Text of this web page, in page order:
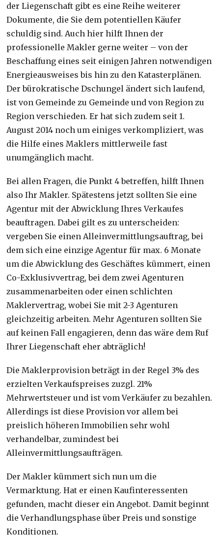
der Liegenschaft gibt es eine Reihe weiterer
Dokumente, die Sie dem potentiellen Käufer
schuldig sind. Auch hier hilft Ihnen der
professionelle Makler gerne weiter – von der
Beschaffung eines seit einigen Jahren notwendigen
Energieausweises bis hin zu den Katasterplänen.
Der bürokratische Dschungel ändert sich laufend,
ist von Gemeinde zu Gemeinde und von Region zu
Region verschieden. Er hat sich zudem seit 1.
August 2014 noch um einiges verkompliziert, was
die Hilfe eines Maklers mittlerweile fast
unumgänglich macht.
Bei allen Fragen, die Punkt 4 betreffen, hilft Ihnen
also Ihr Makler. Spätestens jetzt sollten Sie eine
Agentur mit der Abwicklung Ihres Verkaufes
beauftragen. Dabei gilt es zu unterscheiden:
vergeben Sie einen Alleinvermittlungsauftrag, bei
dem sich eine einzige Agentur für max. 6 Monate
um die Abwicklung des Geschäftes kümmert, einen
Co-Exklusivvertrag, bei dem zwei Agenturen
zusammenarbeiten oder einen schlichten
Maklervertrag, wobei Sie mit 2-3 Agenturen
gleichzeitig arbeiten. Mehr Agenturen sollten Sie
auf keinen Fall engagieren, denn das wäre dem Ruf
Ihrer Liegenschaft eher abträglich!
Die Maklerprovision beträgt in der Regel 3% des
erzielten Verkaufspreises zuzgl. 21%
Mehrwertsteuer und ist vom Verkäufer zu bezahlen.
Allerdings ist diese Provision vor allem bei
preislich höheren Immobilien sehr wohl
verhandelbar, zumindest bei
Alleinvermittlungsaufträgen.
Der Makler kümmert sich nun um die
Vermarktung. Hat er einen Kaufinteressenten
gefunden, macht dieser ein Angebot. Damit beginnt
die Verhandlungsphase über Preis und sonstige
Konditionen.